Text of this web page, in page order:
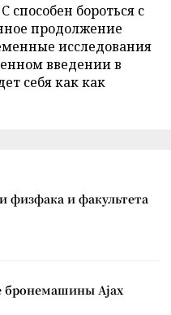
способен бороться с
продолжение
исследования
введении в
себя как как
физфака и факультета
бронемашины Ajax